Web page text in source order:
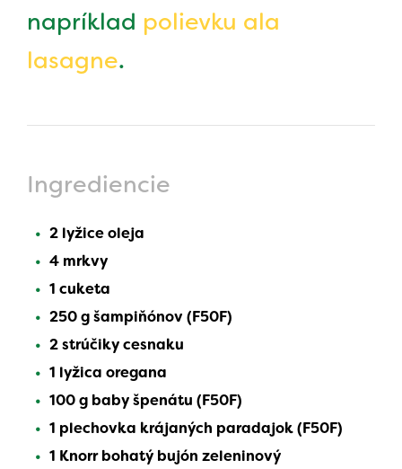
napríklad polievku ala
lasagne.
Ingrediencie
2 lyžice oleja
4 mrkvy
1 cuketa
250 g šampiňónov (F50F)
2 strúčiky cesnaku
1 lyžica oregana
100 g baby špenátu (F50F)
1 plechovka krájaných paradajok (F50F)
1 Knorr bohatý bujón zeleninový